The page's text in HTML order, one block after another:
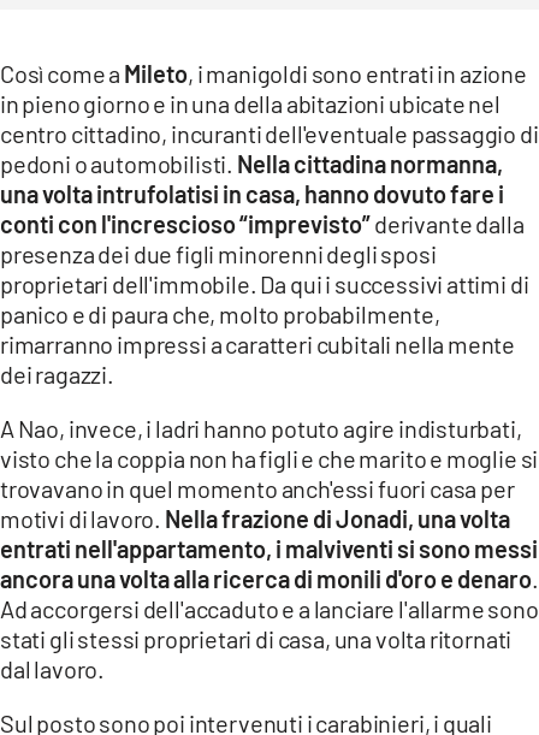
APPLE
Così come a Mileto, i manigoldi sono entrati in azione
in pieno giorno e in una della abitazioni ubicate nel
centro cittadino, incuranti dell'eventuale passaggio di
pedoni o automobilisti. Nella cittadina normanna,
una volta intrufolatisi in casa, hanno dovuto fare i
conti con l'increscioso “imprevisto”derivante dalla
presenza dei due figli minorenni degli sposi
proprietari dell'immobile. Da qui i successivi attimi di
panico e di paura che, molto probabilmente,
rimarranno impressi a caratteri cubitali nella mente
dei ragazzi.
A Nao, invece, i ladri hanno potuto agire indisturbati,
visto che la coppia non ha figli e che marito e moglie si
trovavano in quel momento anch'essi fuori casa per
motivi di lavoro. Nella frazione di Jonadi, una volta
entrati nell'appartamento, i malviventi si sono messi
ancora una volta alla ricerca di monili d'oro e denaro
Ad accorgersi dell'accaduto e a lanciare l'allarme sono
stati gli stessi proprietari di casa, una volta ritornati
dal lavoro.
Sul posto sono poi intervenuti i carabinieri, i quali